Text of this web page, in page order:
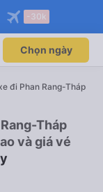
-30k
Chọn ngày
đi Phan Rang-Tháp
Tháp
và giá vé